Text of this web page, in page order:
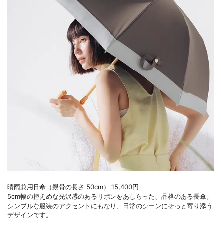
晴雨兼用日傘（親骨の長さ 50cm） 15,400円
5cm幅の控えめな光沢感のあるリボンをあしらった、品格のある長傘。
シンプルな服装のアクセントにもなり、日常のシーンにそっと寄り添う
デザインです。